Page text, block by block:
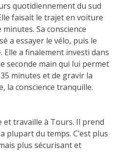
quotidiennement du sud
faisait le trajet en voiture
Sa conscience
a essayer le vélo, puis le
a finalement investi dans
seconde main qui lui permet
minutes et de gravir la
la conscience tranquille.
et travaille à Tours. Il prend
plupart du temps. C’est plus
plus sécurisant et